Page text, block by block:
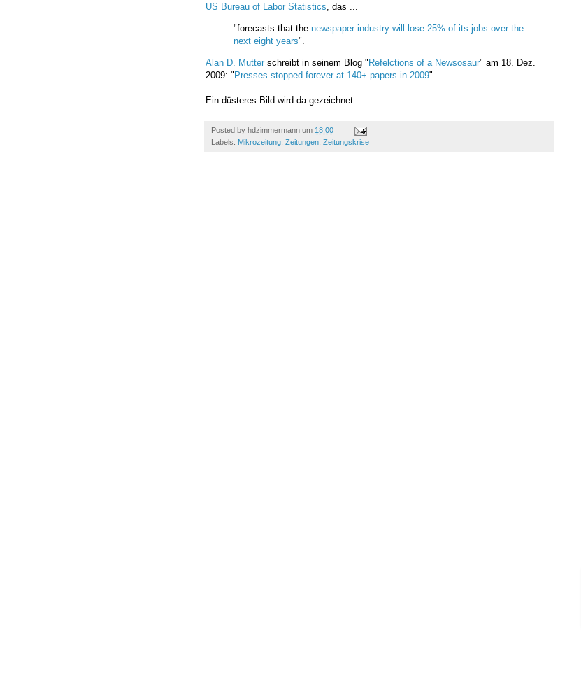
US Bureau of Labor Statistics , das ...
"forecasts that the newspaper industry will lose 25% of its jobs over the
next eight years".
Alan D. Mutter schreibt in seinem Blog " Refelctions of a Newsosaur" am 18. Dez.
2009: " Presses stopped forever at 140+ papers in 2009".
Ein düsteres Bild wird da gezeichnet.
Posted by hdzimmermann um 18:00
Labels: Mikrozeitung Zeitungen Zeitungskrise